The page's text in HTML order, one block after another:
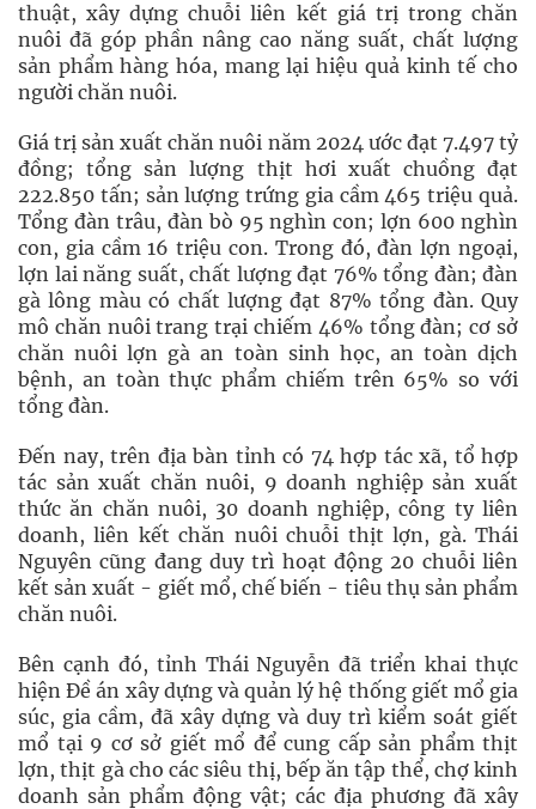
thuật, xây dựng chuỗi liên kết giá trị trong chăn
nuôi đã góp phần nâng cao năng suất, chất lượng
sản phẩm hàng hóa, mang lại hiệu quả kinh tế cho
người chăn nuôi.
Giá trị sản xuất chăn nuôi năm 2024 ước đạt 7.497 tỷ
đồng; tổng sản lượng thịt hơi xuất chuồng đạt
222.850 tấn; sản lượng trứng gia cầm 465 triệu quả.
Tổng đàn trâu, đàn bò 95 nghìn con; lợn 600 nghìn
con, gia cầm 16 triệu con. Trong đó, đàn lợn ngoại,
lợn lai năng suất, chất lượng đạt 76% tổng đàn; đàn
gà lông màu có chất lượng đạt 87% tổng đàn. Quy
mô chăn nuôi trang trại chiếm 46% tổng đàn; cơ sở
chăn nuôi lợn gà an toàn sinh học, an toàn dịch
bệnh, an toàn thực phẩm chiếm trên 65% so với
tổng đàn.
Đến nay, trên địa bàn tỉnh có 74 hợp tác xã, tổ hợp
tác sản xuất chăn nuôi, 9 doanh nghiệp sản xuất
thức ăn chăn nuôi, 30 doanh nghiệp, công ty liên
doanh, liên kết chăn nuôi chuỗi thịt lợn, gà. Thái
Nguyên cũng đang duy trì hoạt động 20 chuỗi liên
kết sản xuất - giết mổ, chế biến - tiêu thụ sản phẩm
chăn nuôi.
Bên cạnh đó, tỉnh Thái Nguyễn đã triển khai thực
hiện Đề án xây dựng và quản lý hệ thống giết mổ gia
súc, gia cầm, đã xây dựng và duy trì kiểm soát giết
mổ tại 9 cơ sở giết mổ để cung cấp sản phẩm thịt
lợn, thịt gà cho các siêu thị, bếp ăn tập thể, chợ kinh
doanh sản phẩm động vật; các địa phương đã xây